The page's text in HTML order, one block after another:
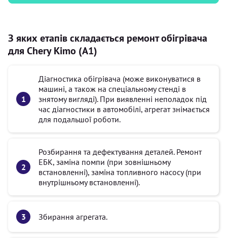
З яких етапів складається ремонт обігрівача
для Chery Kimo (A1)
Діагностика обігрівача (може виконуватися в
машині, а також на спеціальному стенді в
знятому вигляді). При виявленні неполадок під
час діагностики в автомобілі, агрегат знімається
для подальшої роботи.
Розбирання та дефектування деталей. Ремонт
ЕБК, заміна помпи (при зовнішньому
встановленні), заміна топливного насосу (при
внутрішньому встановленні).
Збирання агрегата.